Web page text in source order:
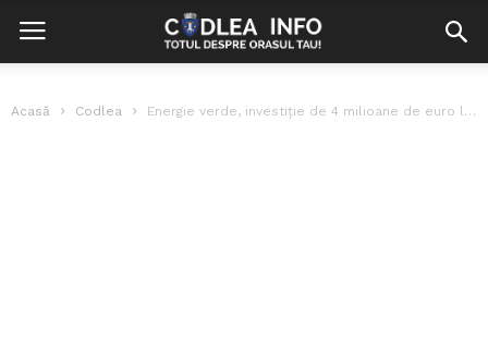
Acasă Codlea Energie verde, investiție de 4 milioane de euro la Codlea.